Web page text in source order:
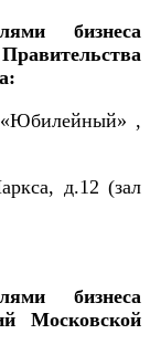
бизнеса
«Юбилейный» ,
д.12 (зал
бизнеса
Московской